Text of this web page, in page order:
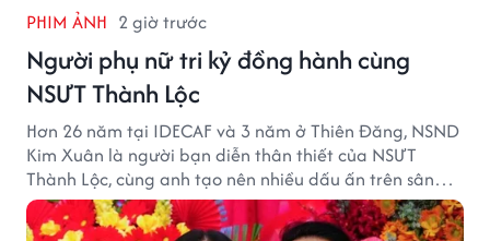
PHIM ẢNH 2 giờ trước
Người phụ nữ tri kỷ đồng hành cùng
NSƯT Thành Lộc
Hơn 26 năm tại IDECAF và 3 năm ở Thiên Đăng, NSND
Kim Xuân là người bạn diễn thân thiết của NSƯT
Thành Lộc, cùng anh tạo nên nhiều dấu ấn trên sân
khấu.